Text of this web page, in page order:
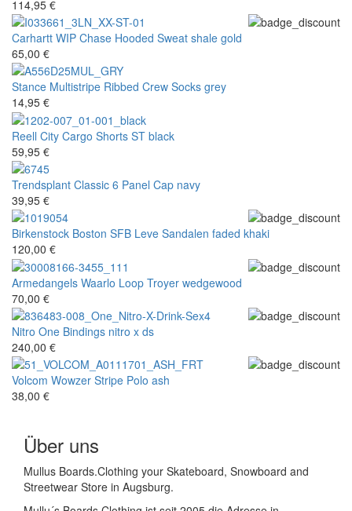
114,95 €
Carhartt WIP Chase Hooded Sweat shale gold
65,00 €
Stance Multistripe Ribbed Crew Socks grey
14,95 €
Reell City Cargo Shorts ST black
59,95 €
Trendsplant Classic 6 Panel Cap navy
39,95 €
Birkenstock Boston SFB Leve Sandalen faded khaki
120,00 €
Armedangels Waarlo Loop Troyer wedgewood
70,00 €
Nitro One Bindings nitro x ds
240,00 €
Volcom Wowzer Stripe Polo ash
38,00 €
Über uns
Mullus Boards.Clothing your Skateboard, Snowboard and
Streetwear Store in Augsburg.